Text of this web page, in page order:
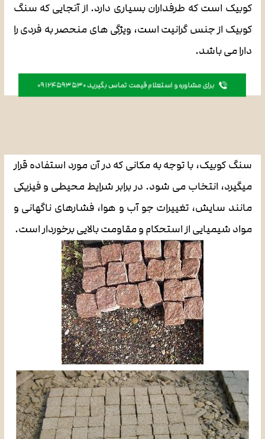
کوبیک است که طرفداران بسیاری دارد. از آنجایی که سنگ
کوبیک از جنس گرانیت است، ویژگی های منحصر به فردی را
دارا می باشد.
برای مشاوره و استعلام قیمت تماس بگیرید 09124593530
سنگ کوبیک، با توجه به مکانی که در آن مورد استفاده قرار
میگیرد، انتخاب می شود. در برابر شرایط محیطی و فیزیکی
مانند سایش، تغییرات جو آب و هوا، فشارهای ناگهانی و
مواد شیمیایی از استحکام و مقاومت بالایی برخوردار است.